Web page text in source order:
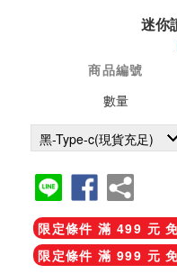
迷你
商品編號
數量
限定條件 滿 499 元
限定條件 滿 999 元